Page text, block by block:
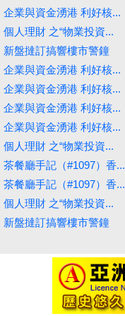
企業與資金湧港 利好核...
個人理財 之“物業投資...
新盤撻訂搞響樓市警鐘
企業與資金湧港 利好核...
企業與資金湧港 利好核...
企業與資金湧港 利好核...
企業與資金湧港 利好核...
個人理財 之“物業投資...
茶餐廳手記（#1097）香...
茶餐廳手記（#1097）香...
個人理財 之“物業投資...
新盤撻訂搞響樓市警鐘